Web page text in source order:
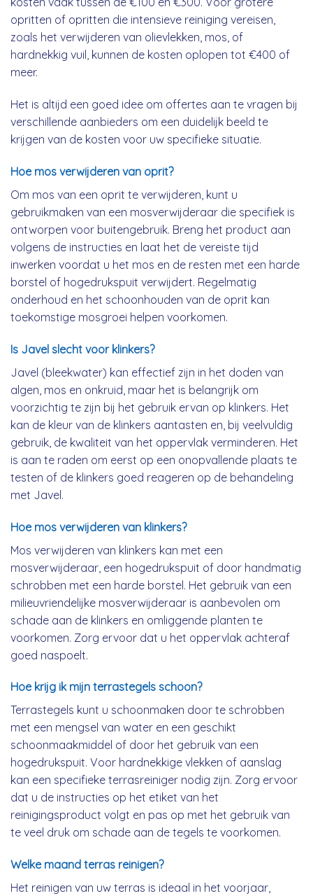
opritten of opritten die intensieve reiniging vereisen,
zoals het verwijderen van olievlekken, mos, of
hardnekkig vuil, kunnen de kosten oplopen tot €400 of
meer.
Het is altijd een goed idee om offertes aan te vragen bij
verschillende aanbieders om een duidelijk beeld te
krijgen van de kosten voor uw specifieke situatie.
Hoe mos verwijderen van oprit?
Om mos van een oprit te verwijderen, kunt u
gebruikmaken van een mosverwijderaar die specifiek is
ontworpen voor buitengebruik. Breng het product aan
volgens de instructies en laat het de vereiste tijd
inwerken voordat u het mos en de resten met een harde
borstel of hogedrukspuit verwijdert. Regelmatig
onderhoud en het schoonhouden van de oprit kan
toekomstige mosgroei helpen voorkomen.
Is Javel slecht voor klinkers?
Javel (bleekwater) kan effectief zijn in het doden van
algen, mos en onkruid, maar het is belangrijk om
voorzichtig te zijn bij het gebruik ervan op klinkers. Het
kan de kleur van de klinkers aantasten en, bij veelvuldig
gebruik, de kwaliteit van het oppervlak verminderen. Het
is aan te raden om eerst op een onopvallende plaats te
testen of de klinkers goed reageren op de behandeling
met Javel.
Hoe mos verwijderen van klinkers?
Mos verwijderen van klinkers kan met een
mosverwijderaar, een hogedrukspuit of door handmatig
schrobben met een harde borstel. Het gebruik van een
milieuvriendelijke mosverwijderaar is aanbevolen om
schade aan de klinkers en omliggende planten te
voorkomen. Zorg ervoor dat u het oppervlak achteraf
goed naspoelt.
Hoe krijg ik mijn terrastegels schoon?
Terrastegels kunt u schoonmaken door te schrobben
met een mengsel van water en een geschikt
schoonmaakmiddel of door het gebruik van een
hogedrukspuit. Voor hardnekkige vlekken of aanslag
kan een specifieke terrasreiniger nodig zijn. Zorg ervoor
dat u de instructies op het etiket van het
reinigingsproduct volgt en pas op met het gebruik van
te veel druk om schade aan de tegels te voorkomen.
Welke maand terras reinigen?
Het reinigen van uw terras is ideaal in het voorjaar,